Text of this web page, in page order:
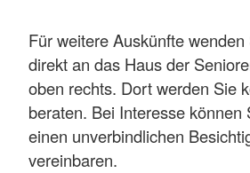
Für weitere Auskünfte
direkt an das Haus der
oben rechts. Dort werden Sie
beraten. Bei Interesse können
einen unverbindlichen
vereinbaren.